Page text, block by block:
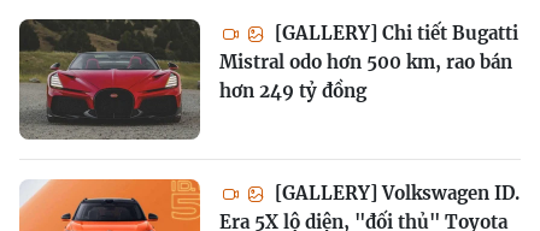
[GALLERY] Chi tiết Bugatti
Mistral odo hơn 500 km, rao bán
hơn 249 tỷ đồng
[GALLERY] Volkswagen ID.
Era 5X lộ diện, "đối thủ" Toyota